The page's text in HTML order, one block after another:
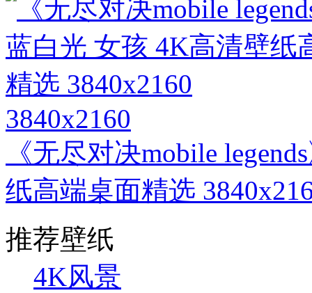
3840x2160
《无尽对决mobile
纸高端桌面精选
推荐壁纸
4K风景